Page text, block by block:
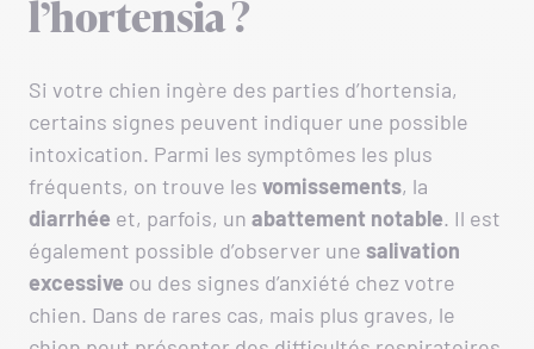
l’hortensia ?
Si votre chien ingère des parties d’hortensia,
certains signes peuvent indiquer une possible
intoxication. Parmi les symptômes les plus
fréquents, on trouve les vomissements, la
diarrhée et, parfois, un abattement notable. Il est
également possible d’observer une salivation
excessive ou des signes d’anxiété chez votre
chien. Dans de rares cas, mais plus graves, le